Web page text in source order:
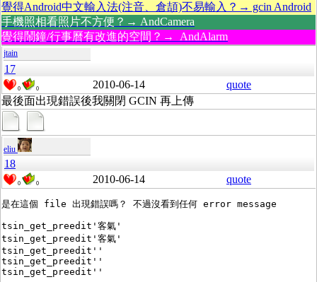
覺得Android中文輸入法(注音、倉頡)不易輸入？→ gcin Android
手機照相看照片不方便？→ AndCamera
覺得鬧鐘/行事曆有改進的空間？→ AndAlarm
jtain
17
0 0 2010-06-14
quote
最後面出現錯誤後我關閉 GCIN 再上傳
eliu
18
0 0 2010-06-14 quote
tsin_get_preedit'客氣'
tsin_get_preedit'客氣'
tsin_get_preedit''
tsin_get_preedit''